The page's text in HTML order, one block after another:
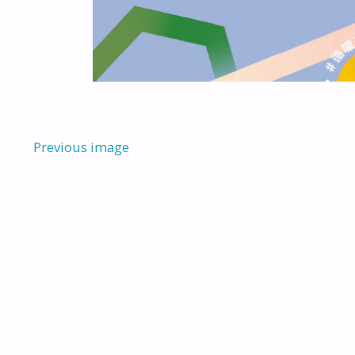
Previous image